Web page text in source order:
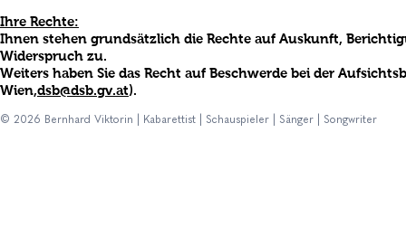
Ihre Rechte:
Ihnen stehen grundsätzlich die Rechte auf Auskunft,
Widerspruch zu.
Weiters haben Sie das Recht auf Beschwerde bei der
Wien,dsb@dsb.gv.at).
© 2026 Bernhard Viktorin | Kabarettist | Schauspieler | Sänger | Songwriter